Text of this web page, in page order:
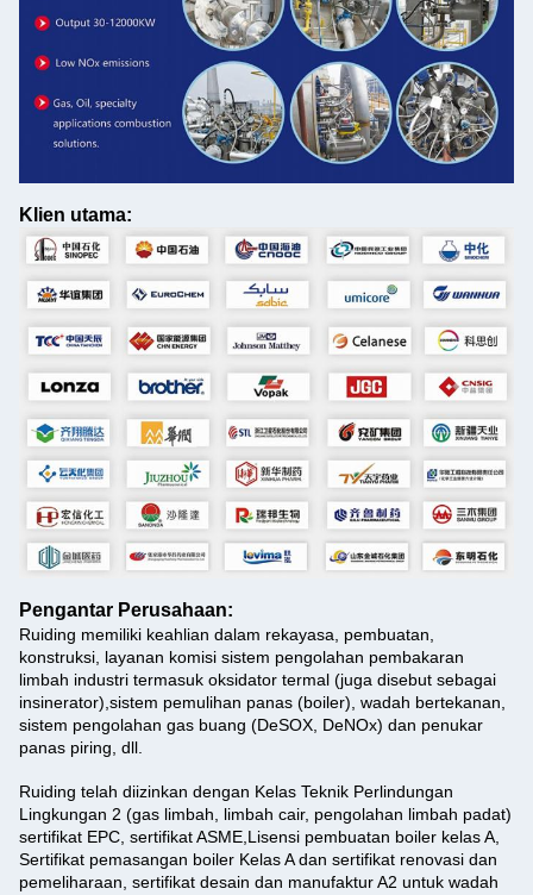
Klien utama:
Pengantar Perusahaan:
Ruiding memiliki keahlian dalam rekayasa, pembuatan,
konstruksi, layanan komisi sistem pengolahan pembakaran
limbah industri termasuk oksidator termal (juga disebut sebagai
insinerator),sistem pemulihan panas (boiler), wadah bertekanan,
sistem pengolahan gas buang (DeSOX, DeNOx) dan penukar
panas piring, dll.
Ruiding telah diizinkan dengan Kelas Teknik Perlindungan
Lingkungan 2 (gas limbah, limbah cair, pengolahan limbah padat)
sertifikat EPC, sertifikat ASME,Lisensi pembuatan boiler kelas A,
Sertifikat pemasangan boiler Kelas A dan sertifikat renovasi dan
pemeliharaan, sertifikat desain dan manufaktur A2 untuk wadah